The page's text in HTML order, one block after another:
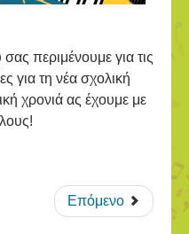
περιμένουμε για τις
για τη νέα σχολική
χρονιά ας έχουμε με
Επόμενο